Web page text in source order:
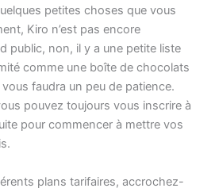
petites choses que vous
Kiro n’est pas encore
public, non, il y a une petite liste
comme une boîte de chocolats
faudra un peu de patience.
pouvez toujours vous inscrire à
pour commencer à mettre vos
plans tarifaires, accrochez-